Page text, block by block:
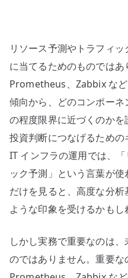
ャ
パ
シ
テ
管
理
と
し
て
設
す
へ
リソース予測やトラフィ
に当てるためのものではあ
Prometheus、Zabbix な
傾向から、どのコンポー
の程度限界に近づくのかを
投資判断につなげるための
IT インフラの運用では、
ック予測」という言葉が
だけを見ると、高度な分
ような印象を受けるかもし
しかし実務で重要なのは
のではありません。重要な